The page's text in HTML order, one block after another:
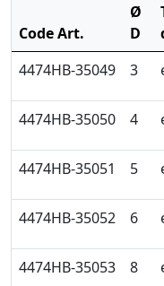
Code Art.
Ø
D
4474HB-35049
3
4474HB-35050 4
4474HB-35051 5
4474HB-35052 6
4474HB-35053 8